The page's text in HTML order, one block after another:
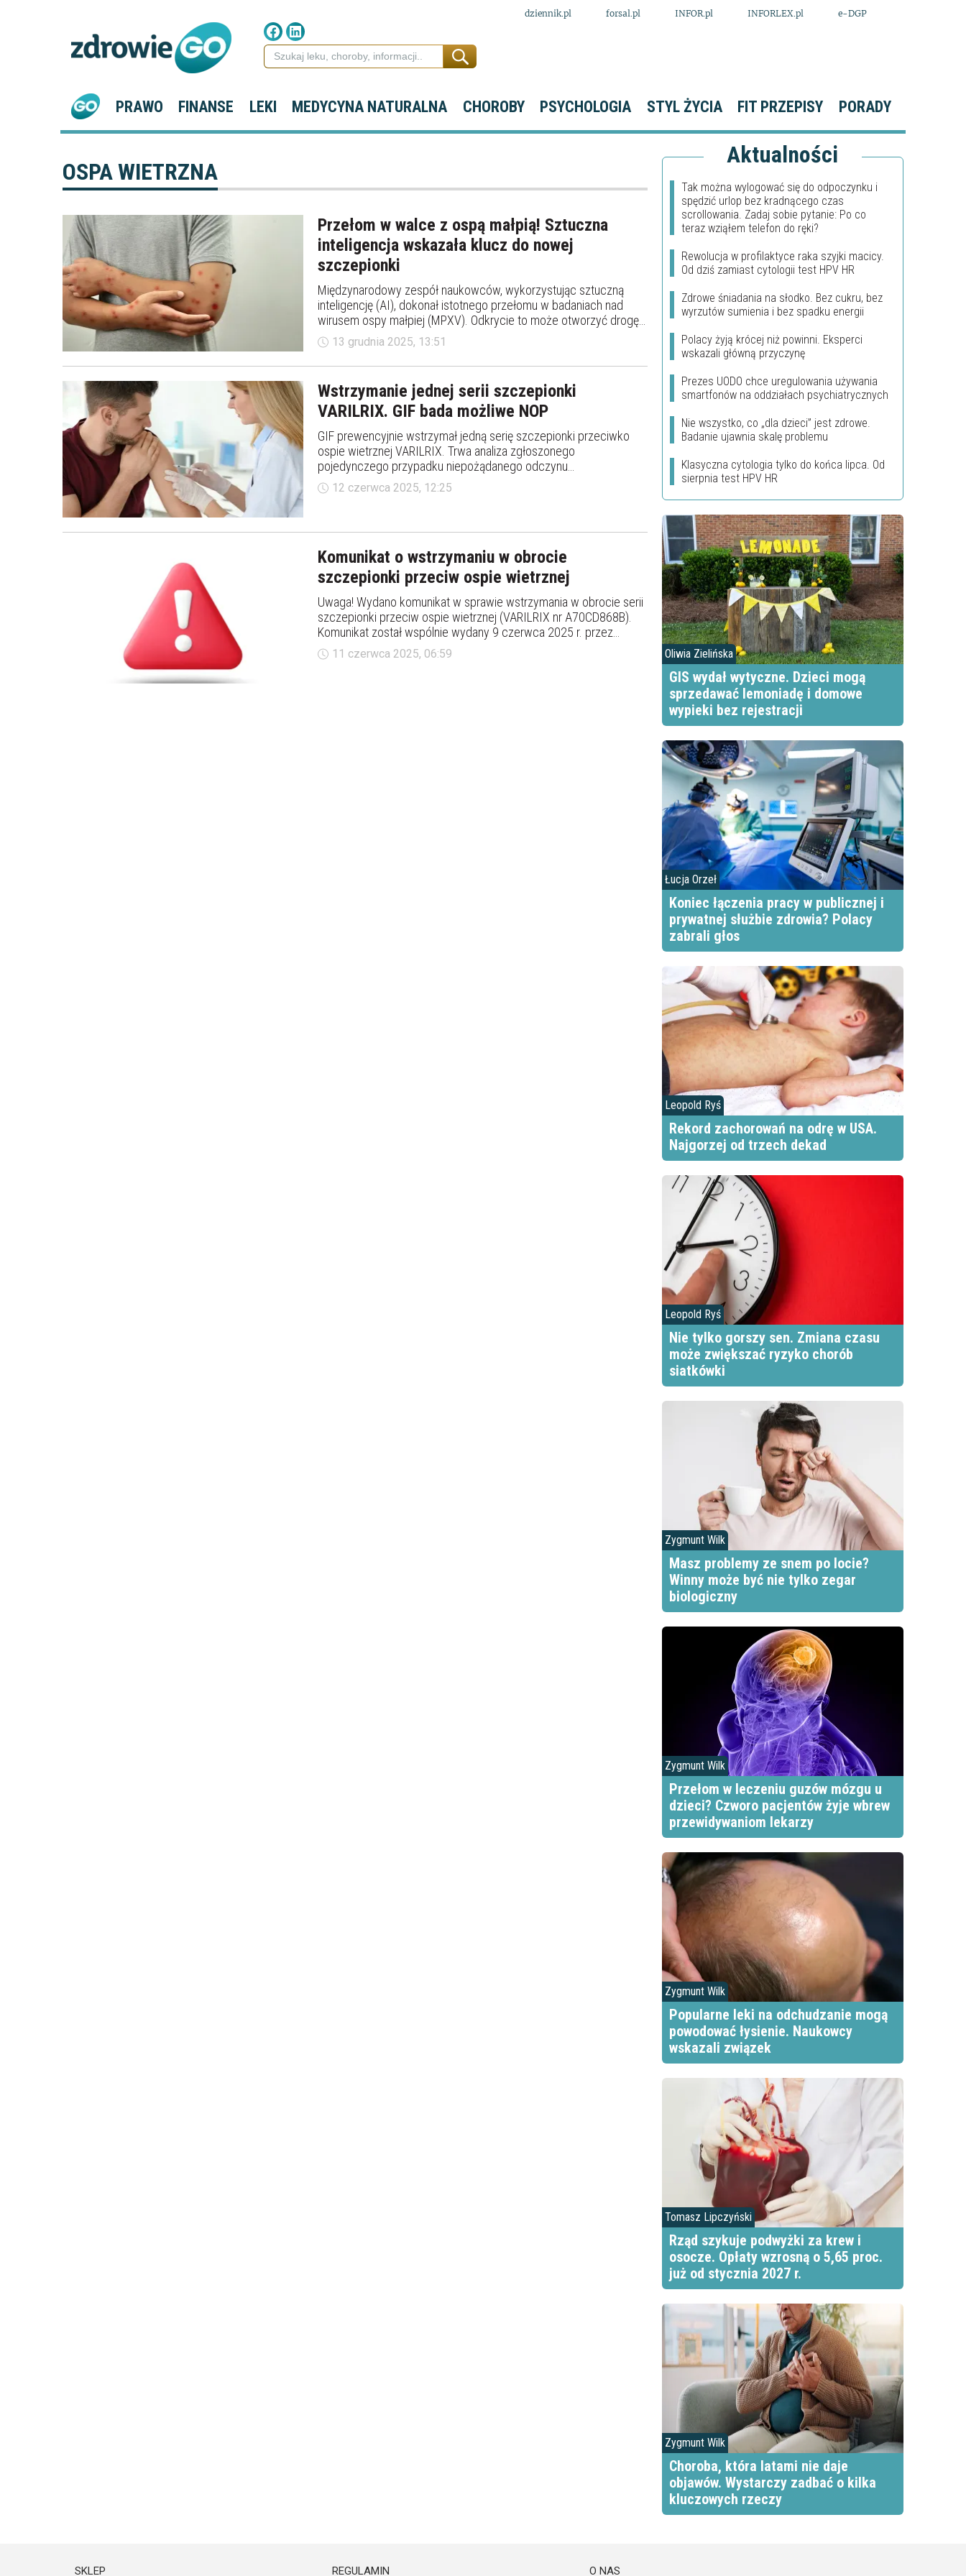
dziennik.pl forsal.pl INFOR.pl INFORLEX.pl e-DGP
PRAWO FINANSE LEKI MEDYCYNA NATURALNA CHOROBY PSYCHOLOGIA STYL ŻYCIA FIT PRZEPISY PORADY
OSPA WIETRZNA
Przełom w walce z ospą małpią! Sztuczna
inteligencja wskazała klucz do nowej
szczepionki
Międzynarodowy zespół naukowców, wykorzystując sztuczną
inteligencję (AI), dokonał istotnego przełomu w badaniach nad
wirusem ospy małpiej (MPXV). Odkrycie to może otworzyć drogę
do opracowania nowej, skuteczniejszej i łatwiejszej w produkcji
szczepionki oraz nowoczesnych terapii przeciwciałami przeciwko
chorobie mpox.
13 grudnia 2025, 13:51
Wstrzymanie jednej serii szczepionki
VARILRIX. GIF bada możliwe NOP
GIF prewencyjnie wstrzymał jedną serię szczepionki przeciwko
ospie wietrznej VARILRIX. Trwa analiza zgłoszonego
pojedynczego przypadku niepożądanego odczynu
poszczepiennego.
12 czerwca 2025, 12:25
Komunikat o wstrzymaniu w obrocie
szczepionki przeciw ospie wietrznej
Uwaga! Wydano komunikat w sprawie wstrzymania w obrocie serii
szczepionki przeciw ospie wietrznej (VARILRIX nr A70CD868B).
Komunikat został wspólnie wydany 9 czerwca 2025 r. przez
Głównego Inspektora Farmaceutycznego, Prezesa Urzędu
Rejestracji Produktów Leczniczych, Wyrobów Medycznych i
11 czerwca 2025, 06:59
Aktualności
Tak można wylogować się do odpoczynku i
spędzić urlop bez kradnącego czas
scrollowania. Zadaj sobie pytanie: Po co
teraz wziąłem telefon do ręki?
Rewolucja w profilaktyce raka szyjki macicy.
Od dziś zamiast cytologii test HPV HR
Zdrowe śniadania na słodko. Bez cukru, bez
wyrzutów sumienia i bez spadku energii
Polacy żyją krócej niż powinni. Eksperci
wskazali główną przyczynę
Prezes UODO chce uregulowania używania
smartfonów na oddziałach psychiatrycznych
Nie wszystko, co „dla dzieci” jest zdrowe.
Badanie ujawnia skalę problemu
Klasyczna cytologia tylko do końca lipca. Od
sierpnia test HPV HR
Oliwia Zielińska
GIS wydał wytyczne. Dzieci mogą
sprzedawać lemoniadę i domowe
wypieki bez rejestracji
Łucja Orzeł
Koniec łączenia pracy w publicznej i
prywatnej służbie zdrowia? Polacy
zabrali głos
Leopold Ryś
Rekord zachorowań na odrę w USA.
Najgorzej od trzech dekad
Leopold Ryś
Nie tylko gorszy sen. Zmiana czasu
może zwiększać ryzyko chorób
siatkówki
Zygmunt Wilk
Masz problemy ze snem po locie?
Winny może być nie tylko zegar
biologiczny
Zygmunt Wilk
Przełom w leczeniu guzów mózgu u
dzieci? Czworo pacjentów żyje wbrew
przewidywaniom lekarzy
Zygmunt Wilk
Popularne leki na odchudzanie mogą
powodować łysienie. Naukowcy
wskazali związek
Tomasz Lipczyński
Rząd szykuje podwyżki za krew i
osocze. Opłaty wzrosną o 5,65 proc.
już od stycznia 2027 r.
Zygmunt Wilk
Choroba, która latami nie daje
objawów. Wystarczy zadbać o kilka
kluczowych rzeczy
SKLEP REGULAMIN O NAS